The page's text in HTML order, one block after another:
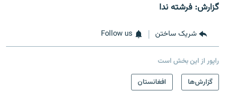
گزارش: فرشته ندا
شریک ساختن Follow us
راپور از این بخش است
گزارش‌ها
افغانستان